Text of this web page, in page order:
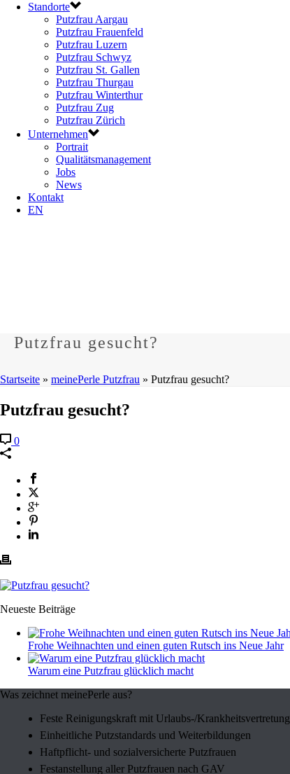
Standorte
Putzfrau Aargau
Putzfrau Frauenfeld
Putzfrau Luzern
Putzfrau Schwyz
Putzfrau St. Gallen
Putzfrau Thurgau
Putzfrau Winterthur
Putzfrau Zug
Putzfrau Zürich
Unternehmen
Portrait
Qualitätsmanagement
Jobs
News
Kontakt
EN
Putzfrau gesucht?
Startseite » meinePerle Putzfrau » Putzfrau gesucht?
Putzfrau gesucht?
0
Neueste Beiträge
Frohe Weihnachten und einen guten Rutsch ins Neue Jahr
Warum eine Putzfrau glücklich macht
Was zeichnet meinePerle aus?
Feste Reinigungskraft mit Urlaubs-/Krankheitsvertretung
Einheitliche Putzstandards und Weiterbildungen
Haftpflicht- und sozialversicherte Putzfrauen
Festanstellung aller Putzfrauen nach GAV